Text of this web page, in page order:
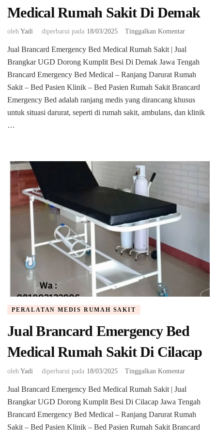
Medical Rumah Sakit Di Demak
oleh Yadi diperbarui pada 18/03/2025 Tinggalkan Komentarpada
Brancard
Emergency
Bed
Rumah
Sakit
Di
Jual Brancard Emergency Bed Medical Rumah Sakit | Jual
Brangkar UGD Dorong Kumplit Besi Di Demak Jawa Tengah
Brancard Emergency Bed Medical – Ranjang Darurat Rumah
Sakit – Bed Pasien Klinik – Bed Pasien Rumah Sakit Brancard
Emergency Bed adalah ranjang medis yang dirancang khusus
untuk situasi darurat, seperti di rumah sakit, ambulans, dan klinik
…
PERALATAN MEDIS RUMAH SAKIT
Jual Brancard Emergency Bed
Medical Rumah Sakit Di Cilacap
oleh Yadi diperbarui pada 18/03/2025 Tinggalkan Komentarpada
Brancard
Emergency
Bed
Rumah
Jual Brancard Emergency Bed Medical Rumah Sakit | Jual
Brangkar UGD Dorong Kumplit Besi Di Cilacap Jawa Tengah
Brancard Emergency Bed Medical – Ranjang Darurat Rumah
Sakit – Bed Pasien Klinik – Bed Pasien Rumah Sakit Brancard